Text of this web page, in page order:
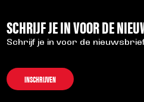
SCHRIJF JE IN VOOR DE
Schrijf je in voor de
INSCHRIJVEN